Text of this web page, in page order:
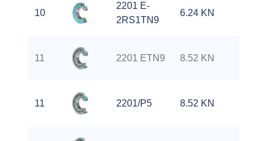
10
2201 E-
2RS1TN9
6.24 KN
11 2201 ETN9 8.52 KN
11 2201/P5 8.52 KN